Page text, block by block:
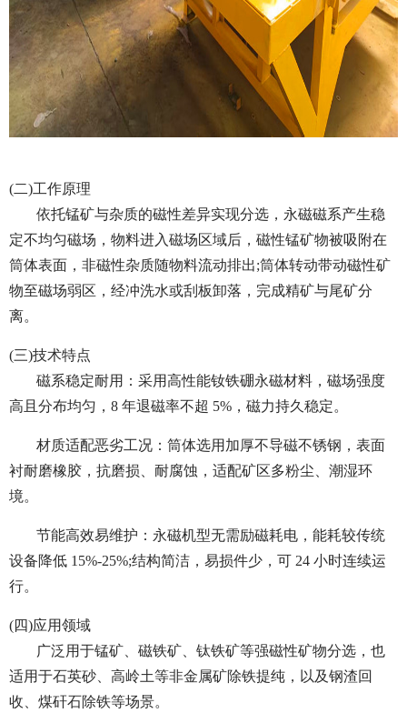
(二)工作原理
依托锰矿与杂质的磁性差异实现分选，永磁磁系产生稳
定不均匀磁场，物料进入磁场区域后，磁性锰矿物被吸附在
筒体表面，非磁性杂质随物料流动排出;筒体转动带动磁性矿
物至磁场弱区，经冲洗水或刮板卸落，完成精矿与尾矿分
离。
(三)技术特点
磁系稳定耐用：采用高性能钕铁硼永磁材料，磁场强度
高且分布均匀，8 年退磁率不超 5%，磁力持久稳定。
材质适配恶劣工况：筒体选用加厚不导磁不锈钢，表面
衬耐磨橡胶，抗磨损、耐腐蚀，适配矿区多粉尘、潮湿环
境。
节能高效易维护：永磁机型无需励磁耗电，能耗较传统
设备降低 15%-25%;结构简洁，易损件少，可 24 小时连续运
行。
(四)应用领域
广泛用于锰矿、磁铁矿、钛铁矿等强磁性矿物分选，也
适用于石英砂、高岭土等非金属矿除铁提纯，以及钢渣回
收、煤矸石除铁等场景。